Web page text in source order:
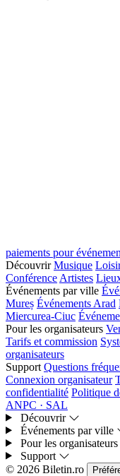
paiements pour
Découvrir Musique
Conférence Artistes
Événements par ville
Mureș Événements Arad
Miercurea-Ciuc
Pour les organisateurs
Tarifs et commission
organisateurs
Support Questions
Connexion organisateur
confidentialité Politique
ANPC · SAL
Découvrir
Événements par ville
Pour les organisateurs
Support
© 2026 Biletin.ro